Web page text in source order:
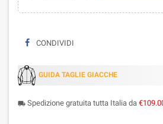
CONDIVIDI
GUIDA TAGLIE GIACCHE
local_shipping Spedizione gratuita tutta Italia da